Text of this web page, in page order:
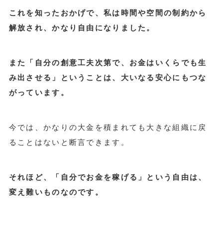
これを知ったおかげで、私は時間や空間の制約から
解放され、かなり自由になりました。
また「自分の創意工夫次第で、お金はいくらでも生
み出させる」ということは、大いなる安心にもつな
がっています。
今では、かなりの大金を積まれても大きな組織に戻
ることはないと断言できます。
それほど、「自分でお金を稼げる」という自由は、
変え難いものなのです。